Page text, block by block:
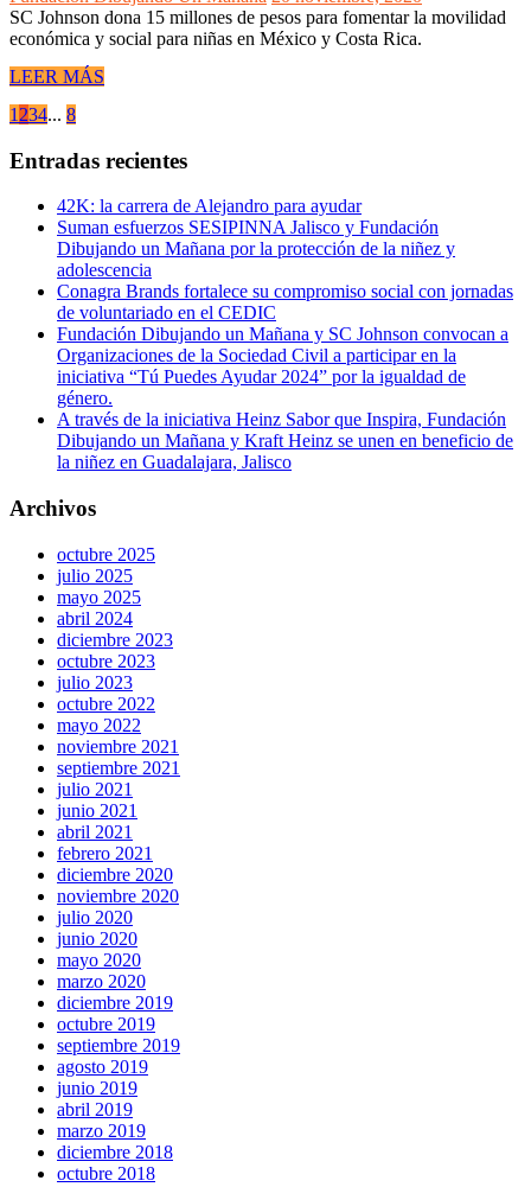
SC Johnson dona 15 millones de pesos para fomentar la movilidad
económica y social para niñas en México y Costa Rica.
LEER MÁS
1 234... 8
Entradas recientes
42K: la carrera de Alejandro para ayudar
Suman esfuerzos SESIPINNA Jalisco y Fundación
Dibujando un Mañana por la protección de la niñez y
adolescencia
Conagra Brands fortalece su compromiso social con jornadas
de voluntariado en el CEDIC
Fundación Dibujando un Mañana y SC Johnson convocan a
Organizaciones de la Sociedad Civil a participar en la
iniciativa “Tú Puedes Ayudar 2024” por la igualdad de
género.
A través de la iniciativa Heinz Sabor que Inspira, Fundación
Dibujando un Mañana y Kraft Heinz se unen en beneficio de
la niñez en Guadalajara, Jalisco
Archivos
octubre 2025
julio 2025
mayo 2025
abril 2024
diciembre 2023
octubre 2023
julio 2023
octubre 2022
mayo 2022
noviembre 2021
septiembre 2021
julio 2021
junio 2021
abril 2021
febrero 2021
diciembre 2020
noviembre 2020
julio 2020
junio 2020
mayo 2020
marzo 2020
diciembre 2019
octubre 2019
septiembre 2019
agosto 2019
junio 2019
abril 2019
marzo 2019
diciembre 2018
octubre 2018